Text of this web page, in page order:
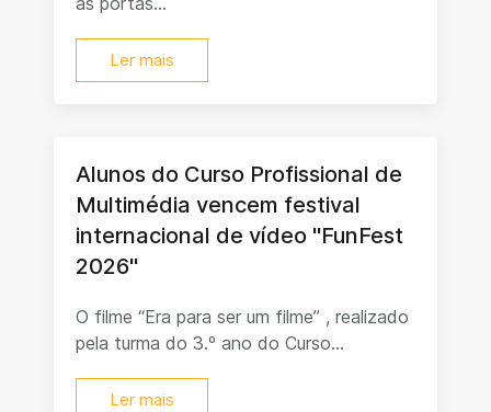
Ler mais
Alunos do Curso Profissional de
Multimédia vencem festival
internacional de vídeo "FunFest
2026"
O filme “Era para ser um filme” , realizado
pela turma do 3.º ano do Curso...
Ler mais